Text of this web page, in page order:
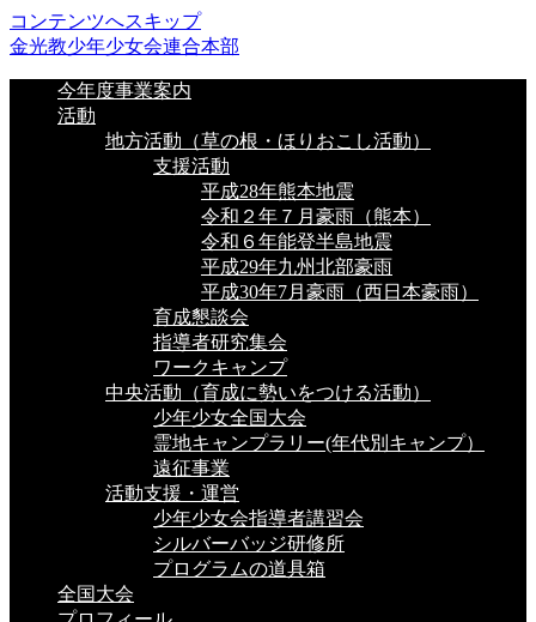
コンテンツへスキップ
金光教少年少女会連合本部
今年度事業案内
活動
地方活動（草の根・ほりおこし活動）
支援活動
平成28年熊本地震
令和２年７月豪雨（熊本）
令和６年能登半島地震
平成29年九州北部豪雨
平成30年7月豪雨（西日本豪雨）
育成懇談会
指導者研究集会
ワークキャンプ
中央活動（育成に勢いをつける活動）
少年少女全国大会
霊地キャンプラリー(年代別キャンプ）
遠征事業
活動支援・運営
少年少女会指導者講習会
シルバーバッジ研修所
プログラムの道具箱
全国大会